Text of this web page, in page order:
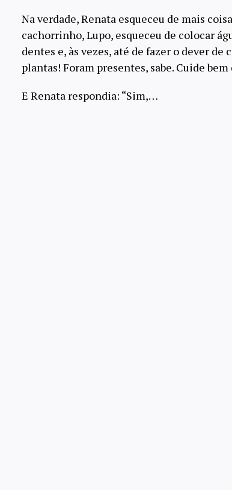
Na verdade, Renata esqueceu de mais
cachorrinho, Lupo, esqueceu de colocar
dentes e, às vezes, até de fazer o dever de
plantas! Foram presentes, sabe. Cuide bem
E Renata respondia: “Sim,…